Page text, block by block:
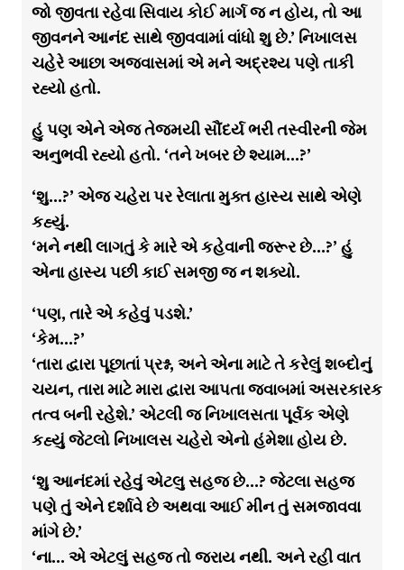
જો જીવતા રહેવા સિવાય કોઈ માર્ગ જ ન હોય, તો આ
જીવનને આનંદ સાથે જીવવામાં વાંધો શુ છે.’ નિખાલસ
ચહેરે આછા અજવાસમાં એ મને અદ્રશ્ય પણે તાકી
રહ્યો હતો.
હું પણ એને એજ તેજમયી સૌંદર્ય ભરી તસ્વીરની જેમ
અનુભવી રહ્યો હતો. ‘તને ખબર છે શ્યામ…?’
‘શુ…?’ એજ ચહેરા પર રેલાતા મુક્ત હાસ્ય સાથે એણે
કહ્યું.
‘મને નથી લાગતું કે મારે એ કહેવાની જરૂર છે…?’ હું
એના હાસ્ય પછી કાઈ સમજી જ ન શક્યો.
‘પણ, તારે એ કહેવું પડશે.’
‘કેમ…?’
‘તારા દ્વારા પૂછાતાં પ્રશ્ન, અને એના માટે તે કરેલું શબ્દોનું
ચયન, તારા માટે મારા દ્વારા આપતા જવાબમાં અસરકારક
તત્વ બની રહેશે.’ એટલી જ નિખાલસતા પૂર્વક એણે
કહ્યું જેટલો નિખાલસ ચહેરો એનો હંમેશા હોય છે.
‘શુ આનંદમાં રહેવું એટલુ સહજ છે…? જેટલા સહજ
પણે તું એને દર્શાવે છે અથવા આઈ મીન તું સમજાવવા
માંગે છે.’
‘ના… એ એટલું સહજ તો જરાય નથી. અને રહી વાત